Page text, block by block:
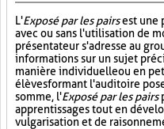
L'Exposé par les pairsest une
avec ou sans l'utilisation de
présentateur s'adresse au
informations sur un sujet
manière individuelle ou en
élèves formant l'auditoire
somme, l'Exposé par les pairs
apprentissages tout en
vulgarisation et de